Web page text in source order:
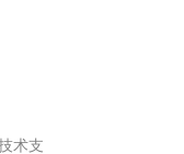
术支